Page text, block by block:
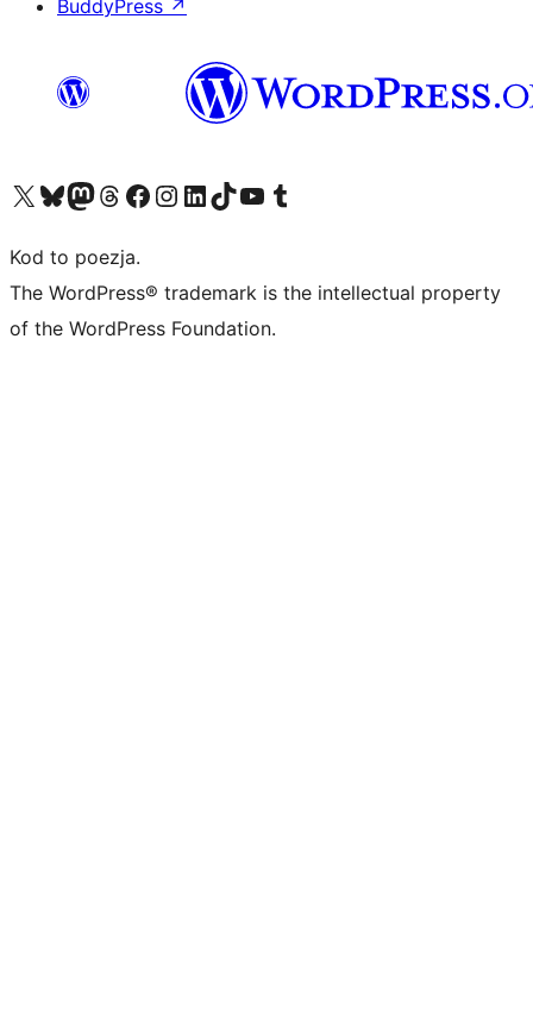
BuddyPress ↗
Odwiedź nasze konto X (dawniej Twitter)
Odwiedź nasze konto Bluesky
Odwiedź nasze konto na Mastodoncie
Odwiedź naszego Threadsa
Odwiedź naszego Facebooka
Odwiedź nasze konto na Instagramie
Odwiedź nasze konto na LinkedIn
Odwiedź naszego TikToka
Odwiedź nasz kanał YouTube
Odwiedź naszego Tumblra
Kod to poezja.
The WordPress® trademark is the intellectual property
of the WordPress Foundation.